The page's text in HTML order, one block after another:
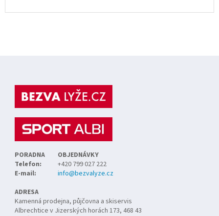
PORADNA
OBJEDNÁVKY
Telefon:
+420 799 027 222
E-mail:
info@bezvalyze.cz
ADRESA
Kamenná prodejna, půjčovna a skiservis
Albrechtice v Jizerských horách 173, 468 43